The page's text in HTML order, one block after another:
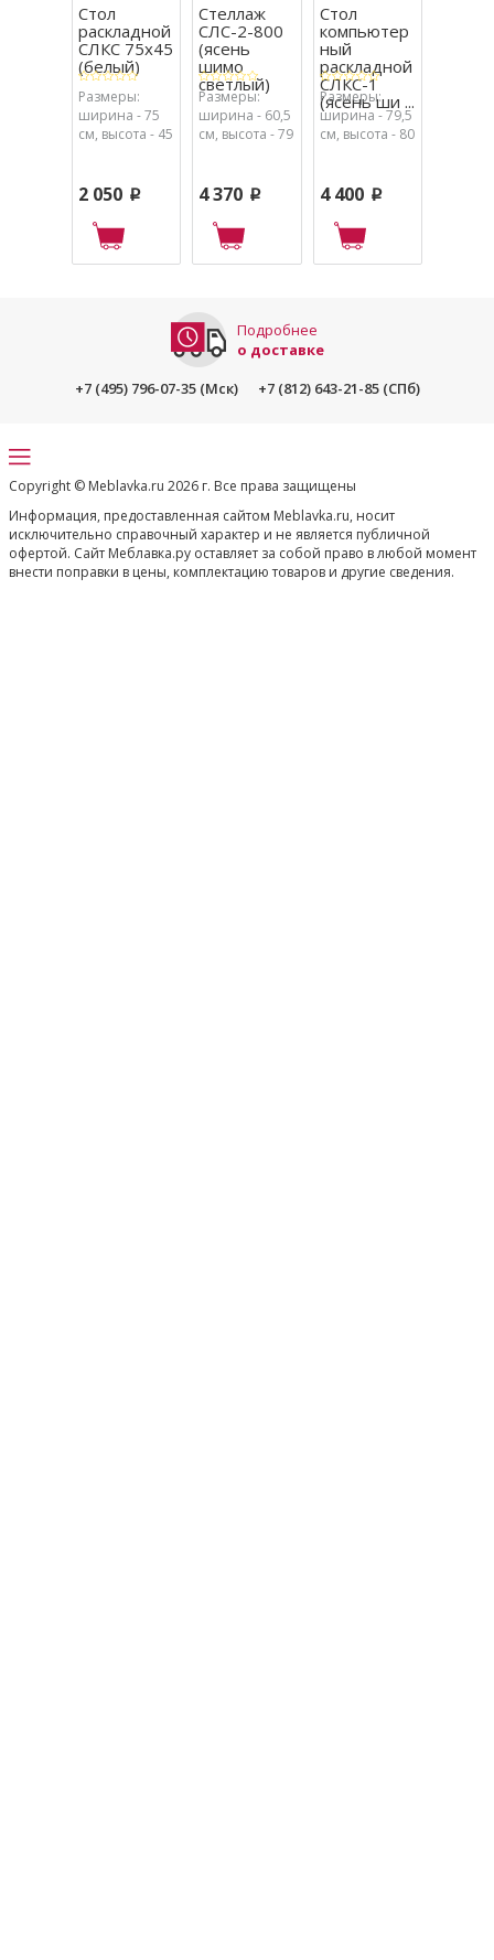
Стол
раскладной
СЛКС 75х45
(белый)
Размеры:
ширина - 75
см, высота - 45
2 050 p
Стеллаж
СЛС-2-800
(ясень
шимо
светлый)
Размеры:
ширина - 60,5
см, высота - 79
4 370 p
Стол
компьютер
ный
раскладной
СЛКС-1
(ясень ши ...
Размеры:
ширина - 79,5
см, высота - 80
4 400 p
Подробнее
о доставке
+7 (495) 796-07-35 (Мск)
+7 (812) 643-21-85 (СПб)
Copyright © Meblavka.ru 2026 г. Все права защищены
Информация, предоставленная сайтом Meblavka.ru, носит
исключительно справочный характер и не является публичной
офертой. Сайт Меблавка.ру оставляет за собой право в любой момент
внести поправки в цены, комплектацию товаров и другие сведения.